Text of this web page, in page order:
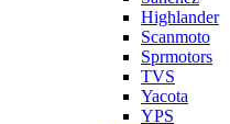
Highlander
Scanmoto
Sprmotors
TVS
Yacota
YPS